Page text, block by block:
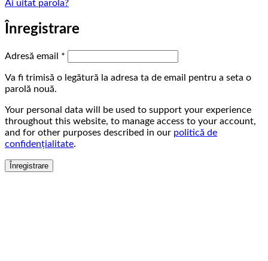
Ai uitat parola?
Înregistrare
Adresă email *
Va fi trimisă o legătură la adresa ta de email pentru a seta o
parolă nouă.
Your personal data will be used to support your experience
throughout this website, to manage access to your account,
and for other purposes described in our politică de
confidențialitate.
Înregistrare